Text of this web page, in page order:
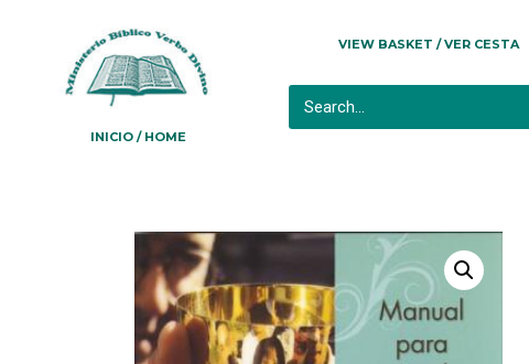
INICIO / HOME
VIEW BASKET / VER CESTA